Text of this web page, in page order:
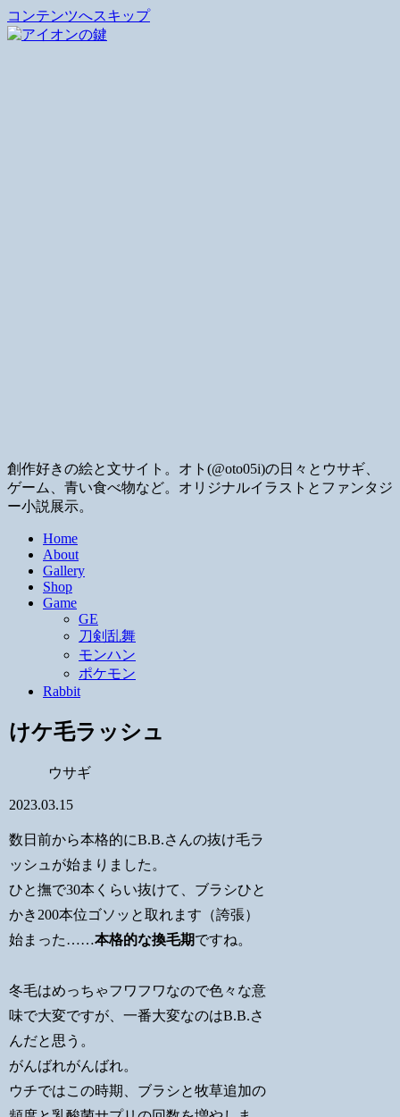
コンテンツへスキップ
創作好きの絵と文サイト。オト(@oto05i)の日々とウサギ、
ゲーム、青い食べ物など。オリジナルイラストとファンタジ
ー小説展示。
Home
About
Gallery
Shop
Game
GE
刀剣乱舞
モンハン
ポケモン
Rabbit
けケ毛ラッシュ
ウサギ
2023.03.15
数日前から本格的にB.B.さんの抜け毛ラ
ッシュが始まりました。
ひと撫で30本くらい抜けて、ブラシひと
かき200本位ゴソッと取れます（誇張）
始まった……本格的な換毛期ですね。
冬毛はめっちゃフワフワなので色々な意
味で大変ですが、一番大変なのはB.B.さ
んだと思う。
がんばれがんばれ。
ウチではこの時期、ブラシと牧草追加の